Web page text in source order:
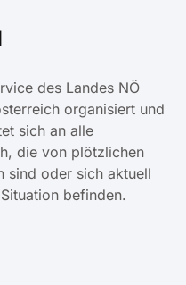
des Landes NÖ
organisiert und
sich an alle
die von plötzlichen
sind oder sich aktuell
befinden.